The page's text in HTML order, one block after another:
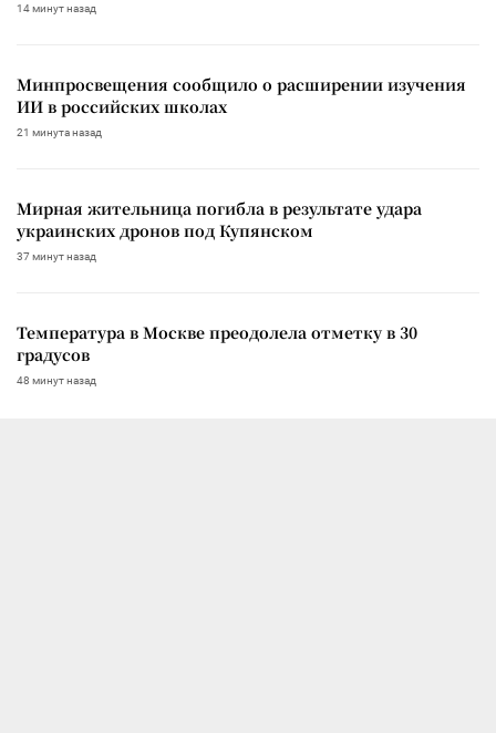
14 минут назад
Минпросвещения сообщило о расширении изучения
ИИ в российских школах
21 минута назад
Мирная жительница погибла в результате удара
украинских дронов под Купянском
37 минут назад
Температура в Москве преодолела отметку в 30
градусов
48 минут назад